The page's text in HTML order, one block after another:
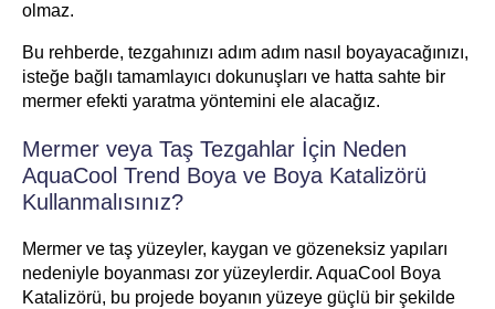
olmaz.
Bu rehberde, tezgahınızı adım adım nasıl boyayacağınızı,
isteğe bağlı tamamlayıcı dokunuşları ve hatta sahte bir
mermer efekti yaratma yöntemini ele alacağız.
Mermer veya Taş Tezgahlar İçin Neden
AquaCool Trend Boya ve Boya Katalizörü
Kullanmalısınız?
Mermer ve taş yüzeyler, kaygan ve gözeneksiz yapıları
nedeniyle boyanması zor yüzeylerdir. AquaCool Boya
Katalizörü, bu projede boyanın yüzeye güçlü bir şekilde